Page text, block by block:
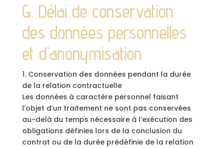
G. Délai de conservation
des données personnelles
et d’anonymisation
1. Conservation des données pendant la durée
de la relation contractuelle
Les données à caractère personnel faisant
l’objet d’un traitement ne sont pas conservées
au-delà du temps nécessaire à l’exécution des
obligations définies lors de la conclusion du
contrat ou de la durée prédéfinie de la relation